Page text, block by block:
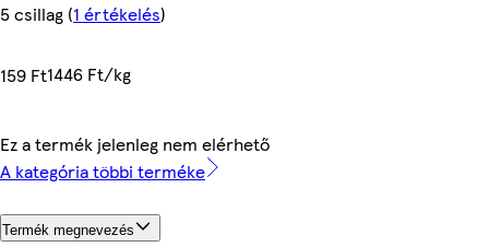
5 csillag (1 értékelés)
159 Ft1446 Ft/kg
Ez a termék jelenleg nem elérhető
A kategória többi terméke
Termék megnevezés